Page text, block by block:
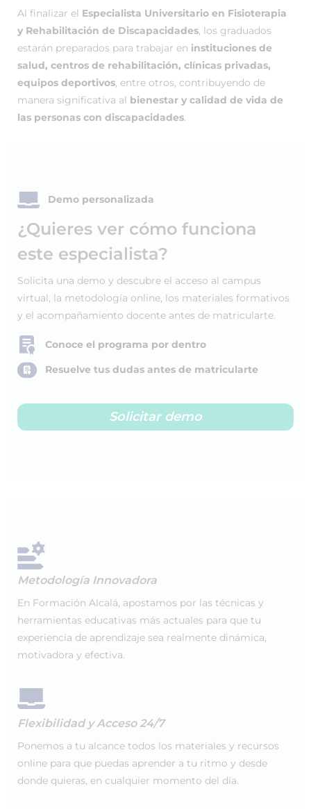
Al finalizar el Especialista Universitario en Fisioterapia
y Rehabilitación de Discapacidades, los graduados
estarán preparados para trabajar en instituciones de
salud, centros de rehabilitación, clínicas privadas,
equipos deportivos, entre otros, contribuyendo de
manera significativa al bienestar y calidad de vida de
las personas con discapacidades.
Demo personalizada
¿Quieres ver cómo funciona
este especialista?
Solicita una demo y descubre el acceso al campus
virtual, la metodología online, los materiales formativos
y el acompañamiento docente antes de matricularte.
Conoce el programa por dentro
Resuelve tus dudas antes de matricularte
Solicitar demo
Metodología Innovadora
En Formación Alcalá, apostamos por las técnicas y
herramientas educativas más actuales para que tu
experiencia de aprendizaje sea realmente dinámica,
motivadora y efectiva.
Flexibilidad y Acceso 24/7
Ponemos a tu alcance todos los materiales y recursos
online para que puedas aprender a tu ritmo y desde
donde quieras, en cualquier momento del día.